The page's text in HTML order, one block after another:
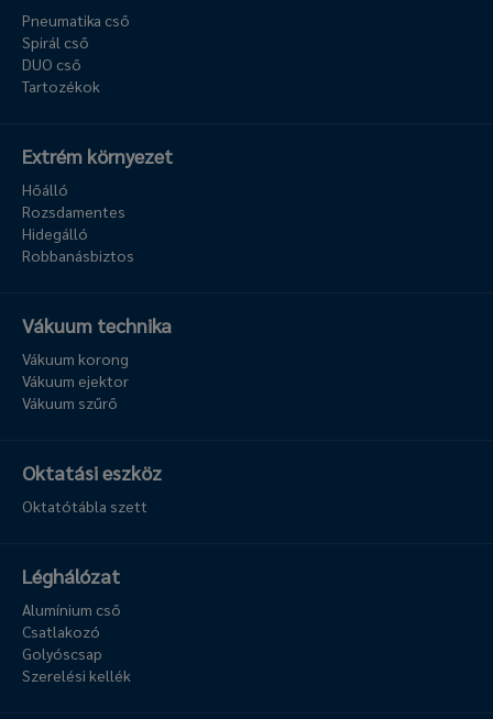
Pneumatika cső
Spirál cső
DUO cső
Tartozékok
Extrém környezet
Hőálló
Rozsdamentes
Hidegálló
Robbanásbiztos
Vákuum technika
Vákuum korong
Vákuum ejektor
Vákuum szűrő
Oktatási eszköz
Oktatótábla szett
Léghálózat
Alumínium cső
Csatlakozó
Golyóscsap
Szerelési kellék